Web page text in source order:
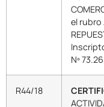
el rubro
Nº
R44/18